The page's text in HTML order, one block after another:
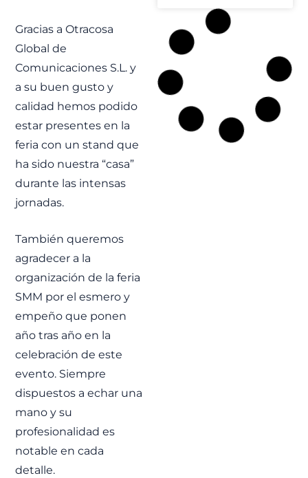
Gracias a Otracosa
Global de
Comunicaciones S.L. y
a su buen gusto y
calidad hemos podido
estar presentes en la
feria con un stand que
ha sido nuestra “casa”
durante las intensas
jornadas.
También queremos
agradecer a la
organización de la feria
SMM por el esmero y
empeño que ponen
año tras año en la
celebración de este
evento. Siempre
dispuestos a echar una
mano y su
profesionalidad es
notable en cada
detalle.
FJ
Programa FSS |
Soluciones
integradas de